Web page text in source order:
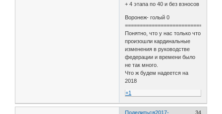
+ 4 этапа по 40 и без взносов
Воронеж- голый 0
===============================
Понятно, что у нас только что
произошли кардинальные
изменения в руководстве
федерации и времени было
не так много.
Что ж будем надеется на
2018
+1
Поделиться 34
2017-